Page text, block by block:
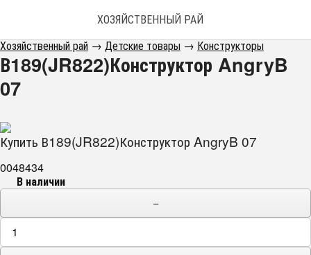
ХОЗЯЙСТВЕННЫЙ РАЙ
Хозяйственный рай → Детские товары → Конструкторы
В189(JR822)Конструктор AngryB
07
Купить В189(JR822)Конструктор AngryB 07
0048434
В наличии
−